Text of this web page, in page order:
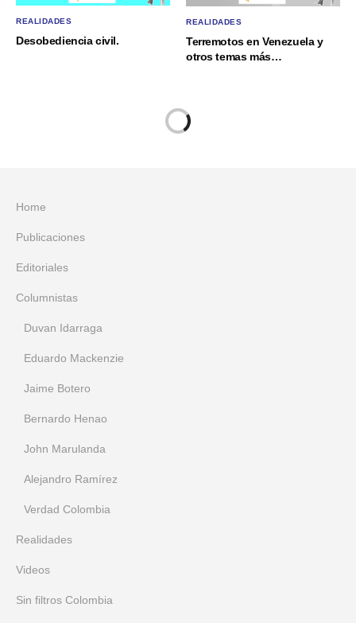
REALIDADES
Desobediencia civil.
REALIDADES
Terremotos en Venezuela y
otros temas más…
Home
Publicaciones
Editoriales
Columnistas
Duvan Idarraga
Eduardo Mackenzie
Jaime Botero
Bernardo Henao
John Marulanda
Alejandro Ramírez
Verdad Colombia
Realidades
Videos
Sin filtros Colombia